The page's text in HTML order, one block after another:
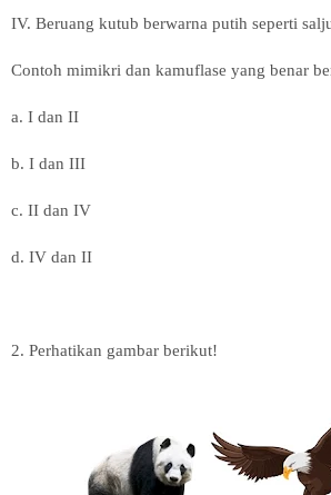
IV. Beruang kutub berwarna putih seperti
Contoh mimikri dan kamuflase yang benar
a. I dan II
b. I dan III
c. II dan IV
d. IV dan II
2. Perhatikan gambar berikut!